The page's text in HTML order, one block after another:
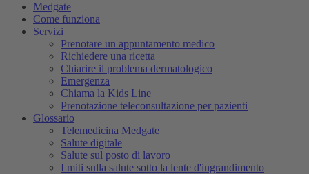
Medgate
Come funziona
Servizi
Prenotare un appuntamento medico
Richiedere una ricetta
Chiarire il problema dermatologico
Emergenza
Chiama la Kids Line
Prenotazione teleconsultazione per pazienti
Glossario
Telemedicina Medgate
Salute digitale
Salute sul posto di lavoro
I miti sulla salute sotto la lente d'ingrandimento